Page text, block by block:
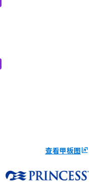
查看甲板图ungroup